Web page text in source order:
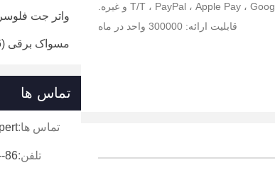
قابلیت ارائه: 300000 واحد در ماه
واتر جت فلوسر
مسواک برقی (36)
تماس ها
تماس ها:
تلفن:86--15362812152